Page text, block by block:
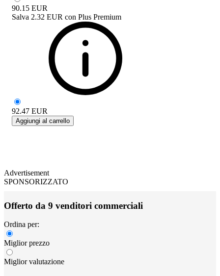
90.15 EUR
Salva 2.32 EUR con Plus Premium
92.47 EUR
Aggiungi al carrello
Advertisement
SPONSORIZZATO
Offerto da 9 venditori commerciali
Ordina per:
Miglior prezzo
Miglior valutazione